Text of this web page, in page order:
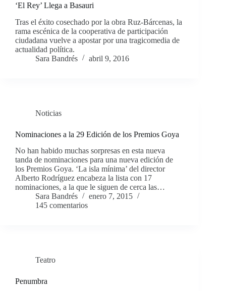
‘El Rey’ Llega a Basauri
Tras el éxito cosechado por la obra Ruz-Bárcenas, la
rama escénica de la cooperativa de participación
ciudadana vuelve a apostar por una tragicomedia de
actualidad política.
Sara Bandrés
abril 9, 2016
Noticias
Nominaciones a la 29 Edición de los Premios Goya
No han habido muchas sorpresas en esta nueva
tanda de nominaciones para una nueva edición de
los Premios Goya. ‘La isla mínima’ del director
Alberto Rodríguez encabeza la lista con 17
nominaciones, a la que le siguen de cerca las…
Sara Bandrés
enero 7, 2015
145 comentarios
Teatro
Penumbra